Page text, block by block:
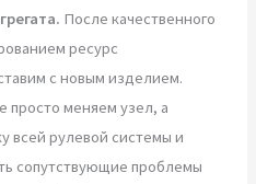
После качественного
ресурс
с новым изделием.
просто меняем узел, а
всей рулевой системы и
сопутствующие проблемы